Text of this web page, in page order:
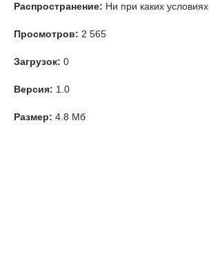
Распространение: Ни при каких условиях
Просмотров: 2 565
Загрузок: 0
Версия: 1.0
Размер: 4.8 Мб